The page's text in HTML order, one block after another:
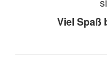
Viel Spaß